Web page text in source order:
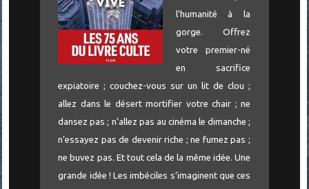
l’humanité à la
gorge. Offrez
votre premier-né
en sacrifice
expiatoire ; couchez-vous sur un lit de clou ;
allez dans le désert mortifier votre chair ; ne
dansez pas ; n’allez pas au cinéma le dimanche ;
n’essayez pas de devenir riche ; ne fumez pas ;
ne buvez pas. Et tout cela de la même idée. Une
grande idée ! Les imbéciles s’imaginent que ces